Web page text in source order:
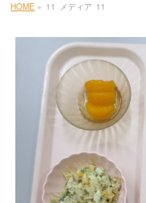
HOME » 11 メディア 11